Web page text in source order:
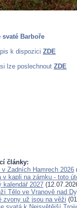
svaté Barboře
k dispozici ZDE
lze poslechnout ZDE
články:
Zadních Hamrech 2026
v kapli na zámku - toto
kalendář 2027
Tělo ve Vranově nad
zvony už jsou na věži